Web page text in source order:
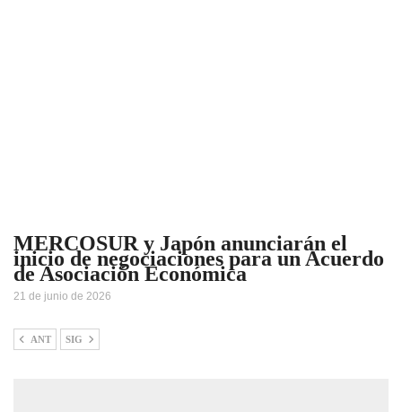
MERCOSUR y Japón anunciarán el
inicio de negociaciones para un Acuerdo
de Asociación Económica
21 de junio de 2026
ANT SIG